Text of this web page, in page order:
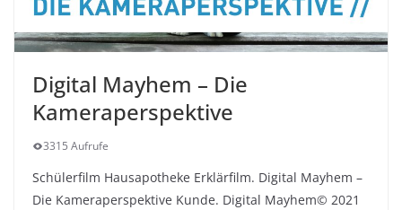
Digital Mayhem – Die
Kameraperspektive
3315 Aufrufe
Schülerfilm Hausapotheke Erklärfilm. Digital Mayhem –
Die Kameraperspektive Kunde. Digital Mayhem© 2021